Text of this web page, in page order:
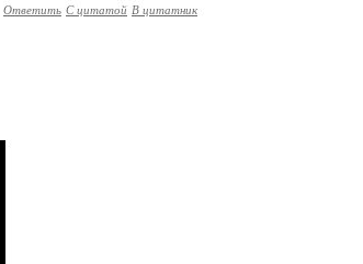
Ответить С цитатой В цитатник